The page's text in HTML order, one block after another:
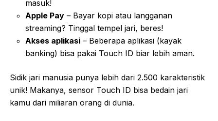
masuk!
Apple Pay – Bayar kopi atau langganan
streaming? Tinggal tempel jari, beres!
Akses aplikasi – Beberapa aplikasi (kayak
banking) bisa pakai Touch ID biar lebih aman.
Sidik jari manusia punya lebih dari 2.500 karakteristik
unik! Makanya, sensor Touch ID bisa bedain jari
kamu dari miliaran orang di dunia.